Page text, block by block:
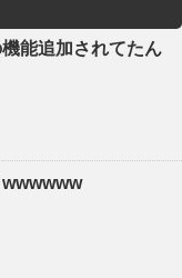
能追加されてたん
wwwwww